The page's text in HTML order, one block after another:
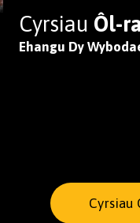
Cyrsiau Ôl-
Ehangu Dy
Cyrsiau